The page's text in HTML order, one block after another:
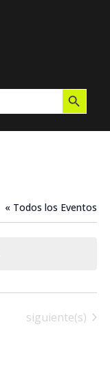
Botón de búsqueda
« Todos los Eventos
Eventos
siguiente(s)